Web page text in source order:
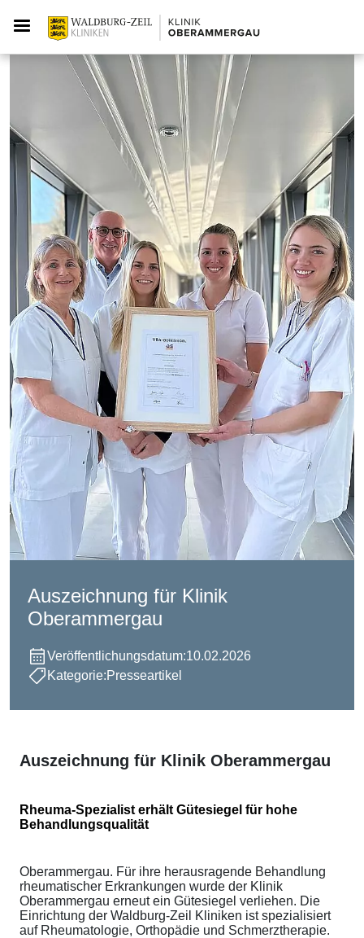
Auszeichnung für Klinik
Oberammergau
Veröffentlichungsdatum:10.02.2026
Kategorie:Presseartikel
Auszeichnung für Klinik Oberammergau
Rheuma-Spezialist erhält Gütesiegel für hohe
Behandlungsqualität
Oberammergau. Für ihre herausragende Behandlung
rheumatischer Erkrankungen wurde der Klinik
Oberammergau erneut ein Gütesiegel verliehen. Die
Einrichtung der Waldburg-Zeil Kliniken ist spezialisiert
auf Rheumatologie, Orthopädie und Schmerztherapie.